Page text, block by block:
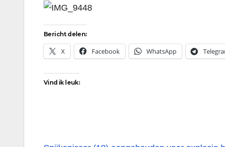
Bericht delen:
X Facebook WhatsApp
Vind ik leuk: